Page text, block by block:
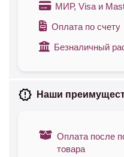
МИР, Visa и
Оплата по счету
Безналичный
Наши
Оплата после
товара